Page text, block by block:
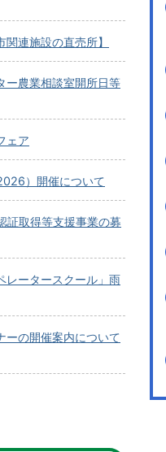
連施設の直売所】
ー農業相談室開所日等
ェア
）開催について
証取得等支援事業の募
レータースクール」雨
ーの開催案内について